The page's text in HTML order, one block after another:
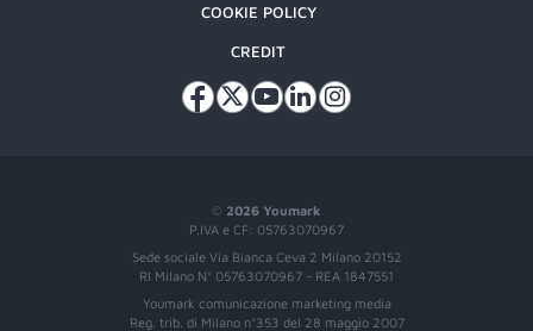
© 2026 Youmark
P.IVA e CF: 05763070967
Sede sociale Via Bianca Ceva 2 Milano 20152
RI Milano N° 05763070967 - REA 1847551
Youmark comunicazione marketing media
Reg. trib. di Milano n°353 del 28 maggio 2007
COOKIE POLICY
CREDIT